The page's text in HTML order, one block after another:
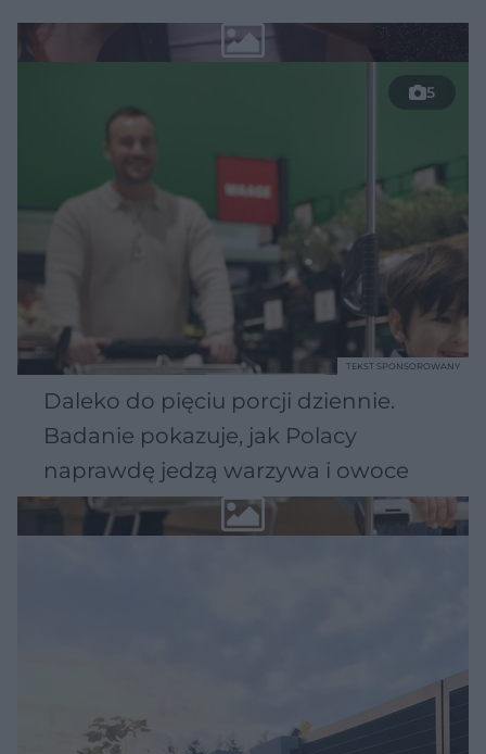
5
Daleko do pięciu porcji dziennie.
Badanie pokazuje, jak Polacy
naprawdę jedzą warzywa i owoce
TEKST SPONSOROWANY